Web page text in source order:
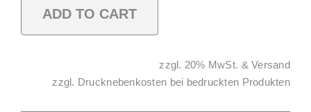
0,3l
SAN
quantity
ADD TO CART
zzgl. 20% MwSt. & Versand
zzgl. Drucknebenkosten bei bedruckten Produkten